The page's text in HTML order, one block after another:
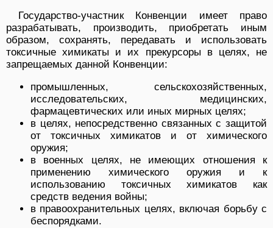
Государство-участник Конвенции имеет право
разрабатывать, производить, приобретать иным
образом, сохранять, передавать и использовать
токсичные химикаты и их прекурсоры в целях, не
запрещаемых данной Конвенции:
промышленных, сельскохозяйственных,
исследовательских, медицинских,
фармацевтических или иных мирных целях;
в целях, непосредственно связанных с защитой
от токсичных химикатов и от химического
оружия;
в военных целях, не имеющих отношения к
применению химического оружия и к
использованию токсичных химикатов как
средств ведения войны;
в правоохранительных целях, включая борьбу с
беспорядками.